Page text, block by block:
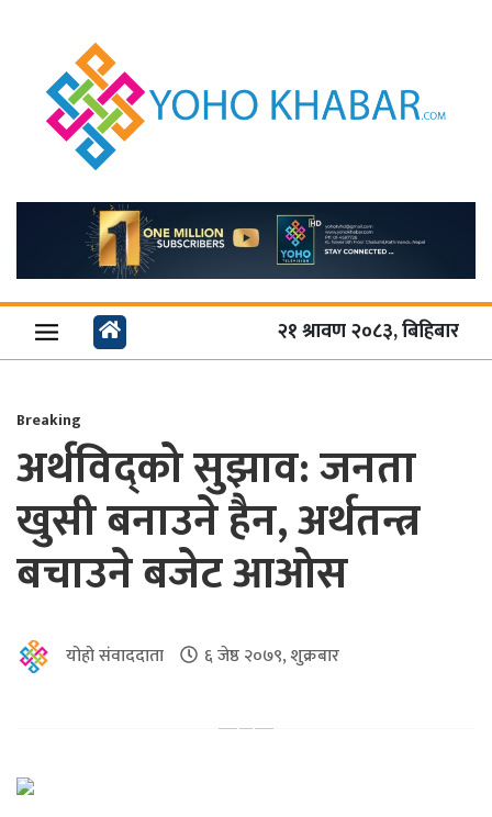
२१ श्रावण २०८३, बिहिबार
Breaking
अर्थविद्को सुझाव: जनता
खुसी बनाउने हैन, अर्थतन्त्र
बचाउने बजेट आओस
योहो संवाददाता ६ जेष्ठ २०७९, शुक्रबार